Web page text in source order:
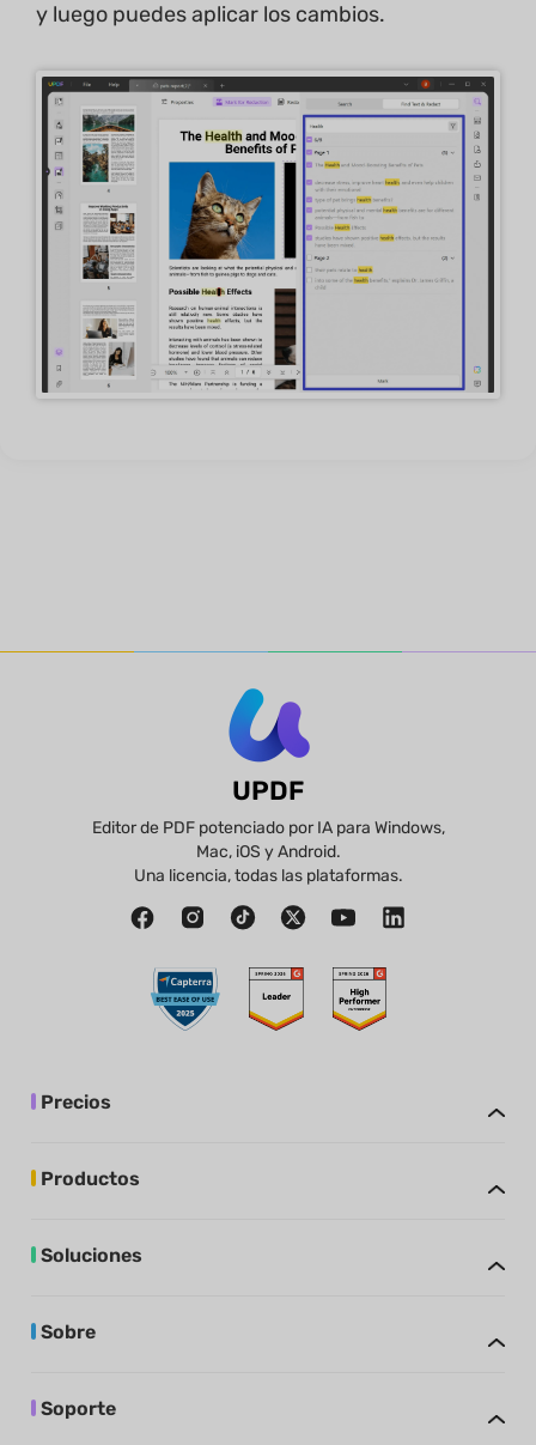
y luego puedes aplicar los cambios.
UPDF
Editor de PDF potenciado por IA para Windows,
Mac, iOS y Android.
Una licencia, todas las plataformas.
Precios
Productos
Soluciones
Sobre
Soporte